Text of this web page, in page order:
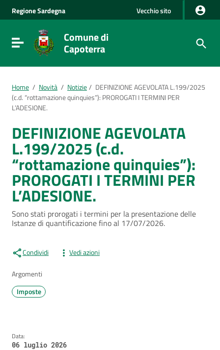
Vai alla navigazione del sito
Vai al Footer
RegioneSardegna Vecchio sito
Visualizza/nascondi menu di navigazione
Comune di
Capoterra
Home / Novità / Notizie/ DEFINIZIONE AGEVOLATA L.199/2025
(c.d. “rottamazione quinquies”): PROROGATI I TERMINI PER
L’ADESIONE.
DEFINIZIONE AGEVOLATA
L.199/2025 (c.d.
“rottamazione quinquies”):
PROROGATI I TERMINI PER
L’ADESIONE.
Sono stati prorogati i termini per la presentazione delle
Istanze di quantificazione fino al 17/07/2026.
Condividi Vedi azioni
Argomenti
Imposte
Data:
06 luglio 2026